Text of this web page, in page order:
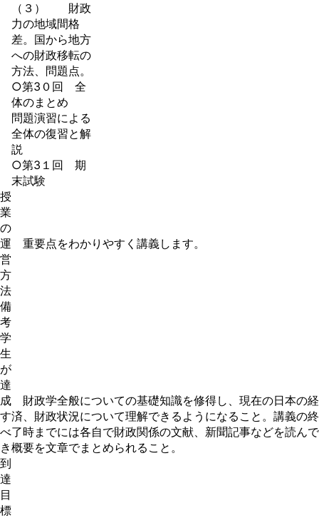
（３） 財政
力の地域間格
差。国から地方
への財政移転の
方法、問題点。
○第3０回 全
体のまとめ
問題演習による
全体の復習と解
説
○第3１回 期
末試験
授
業
の
運
営
方
法
重要点をわかりやすく講義します。
備
考
学
生
が
達
成
す
べ
き
到
達
目
標
財政学全般についての基礎知識を修得し、現在の日本の経
済、財政状況について理解できるようになること。講義の終
了時までには各自で財政関係の文献、新聞記事などを読んで
概要を文章でまとめられること。